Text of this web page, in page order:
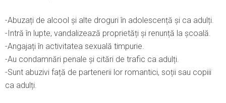
-Abuzați de alcool și alte droguri în adolescență și ca adulți.
-Intră în lupte, vandalizează proprietăți și renunță la școală.
-Angajați în activitatea sexuală timpurie.
-Au condamnări penale și citări de trafic ca adulți.
-Sunt abuzivi față de partenerii lor romantici, soții sau copiii
ca adulți.